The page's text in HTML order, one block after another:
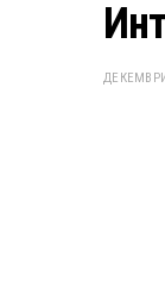
ДЕКЕМВРИ